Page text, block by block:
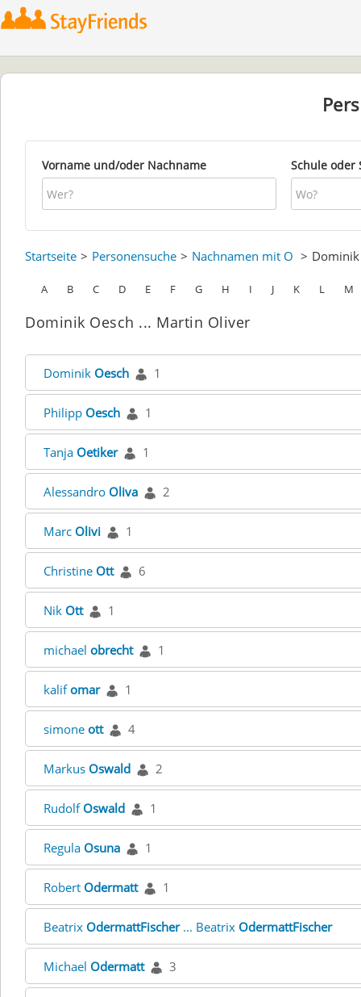
Vorname und/oder Nachname Schule oder
Startseite Personensuche Nachnamen mit O
A B C D E F G H I J K L M
Dominik Oesch ... Martin Oliver
Dominik Oesch 1
Philipp Oesch 1
Tanja Oetiker 1
Alessandro Oliva 2
Marc Olivi 1
Christine Ott 6
Nik Ott 1
michael obrecht 1
kalifomar 1
simone ott 4
Markus Oswald 2
Rudolf Oswald 1
Regula Osuna 1
Robert Odermatt 1
Beatrix OdermattFischer... Beatrix OdermattFischer
Michael Odermatt 3